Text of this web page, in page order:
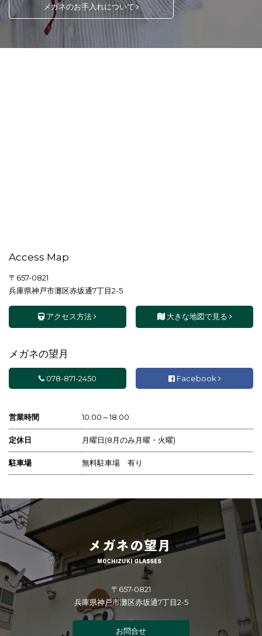
メガネのお手入れについて
Access Map
〒657-0821
兵庫県神戸市灘区赤坂通7丁目2-5
アクセス方法 大きな地図で見る
メガネの望月
078-871-2450 Facebook
営業時間 10:00～18:00
定休日 月曜日(8月のみ月曜・火曜)
駐車場 無料駐車場 有り
〒657-0821
兵庫県神戸市灘区赤坂通7丁目2-5
お問合せ